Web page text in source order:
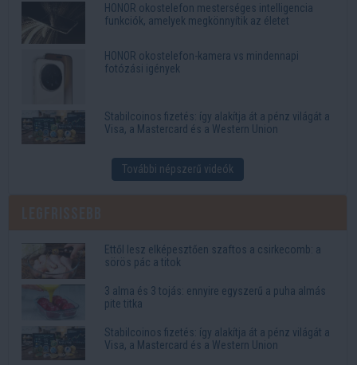
HONOR okostelefon mesterséges intelligencia
funkciók, amelyek megkönnyítik az életet
HONOR okostelefon-kamera vs mindennapi
fotózási igények
Stabilcoinos fizetés: így alakítja át a pénz világát a
Visa, a Mastercard és a Western Union
További népszerű videók
Ettől lesz elképesztően szaftos a csirkecomb: a
sörös pác a titok
3 alma és 3 tojás: ennyire egyszerű a puha almás
pite titka
Stabilcoinos fizetés: így alakítja át a pénz világát a
Visa, a Mastercard és a Western Union